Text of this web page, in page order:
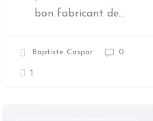
bon fabricant de…
Baptiste Caspar 0
1